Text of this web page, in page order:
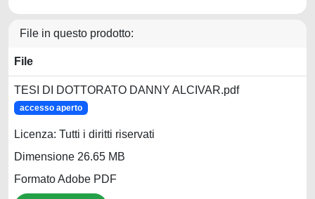
File in questo prodotto:
File
TESI DI DOTTORATO DANNY ALCIVAR.pdf
accesso aperto
Licenza: Tutti i diritti riservati
Dimensione 26.65 MB
Formato Adobe PDF